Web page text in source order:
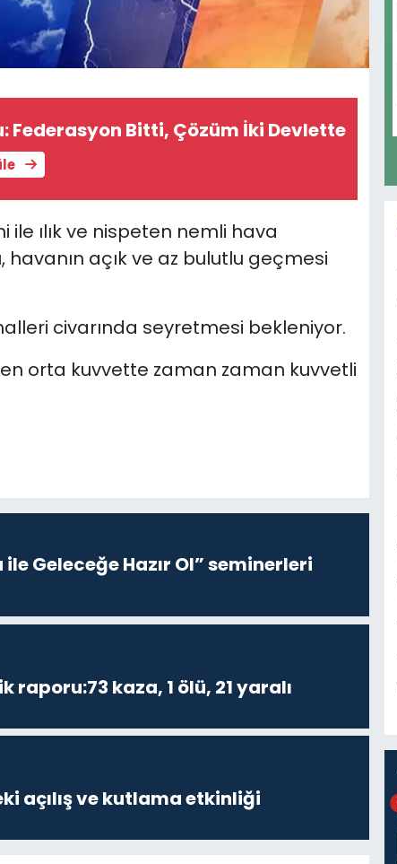
Federasyon Bitti, Çözüm İki Devlette
ılık ve nispeten nemli hava
havanın açık ve az bulutlu geçmesi
civarında seyretmesi bekleniyor.
orta kuvvette zaman zaman kuvvetli
Geleceğe Hazır Ol” seminerleri
raporu:73 kaza, 1 ölü, 21 yaralı
açılış ve kutlama etkinliği